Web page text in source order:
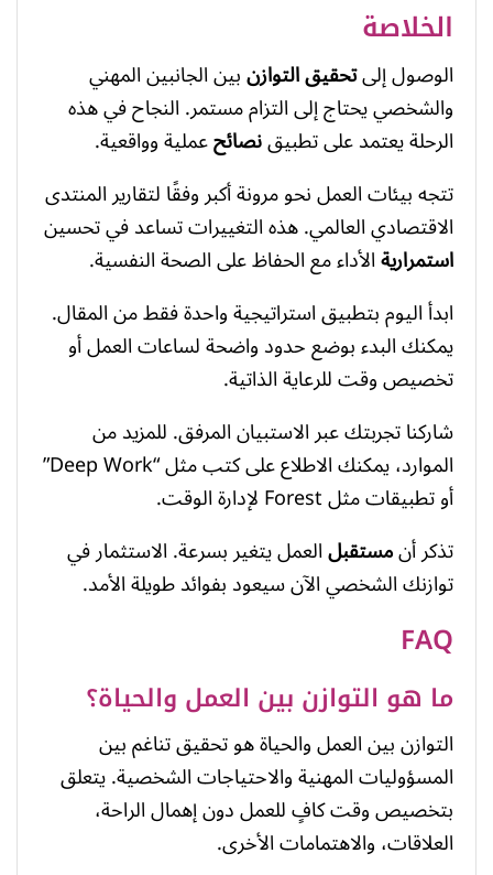
الخلاصة
الوصول إلىتحقيق التوازنبين الجانبين المهني
والشخصي يحتاج إلى التزام مستمر. النجاح في هذه
الرحلة يعتمد على تطبيقنصائحعملية وواقعية.
تتجه بيئات العمل نحو مرونة أكبر وفقًا لتقارير المنتدى
الاقتصادي العالمي. هذه التغييرات تساعد في تحسين
استمراريةالأداء مع الحفاظ على الصحة النفسية.
ابدأ اليوم بتطبيق استراتيجية واحدة فقط من المقال.
يمكنك البدء بوضع حدود واضحة لساعات العمل أو
تخصيص وقت للرعاية الذاتية.
شاركنا تجربتك عبر الاستبيان المرفق. للمزيد من
الموارد، يمكنك الاطلاع على كتب مثل “Deep Work”
أو تطبيقات مثل Forest لإدارة الوقت.
تذكر أنمستقبلالعمل يتغير بسرعة. الاستثمار في
توازنك الشخصي الآن سيعود بفوائد طويلة الأمد.
FAQ
ما هو التوازن بين العمل والحياة؟
التوازن بين العمل والحياة هو تحقيق تناغم بين
المسؤوليات المهنية والاحتياجات الشخصية. يتعلق
بتخصيص وقت كافٍ للعمل دون إهمال الراحة،
العلاقات، والاهتمامات الأخرى.